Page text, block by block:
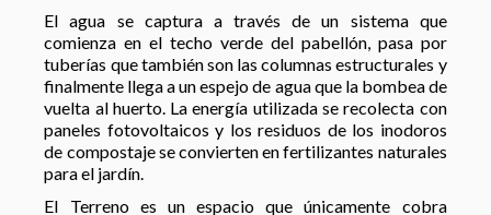
El agua se captura a través de un sistema que
comienza en el techo verde del pabellón, pasa por
tuberías que también son las columnas estructurales y
finalmente llega a un espejo de agua que la bombea de
vuelta al huerto. La energía utilizada se recolecta con
paneles fotovoltaicos y los residuos de los inodoros
de compostaje se convierten en fertilizantes naturales
para el jardín.
El Terreno es un espacio que únicamente cobra